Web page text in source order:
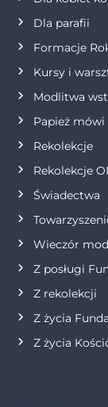
w
p
i
s
u
Dla parafii
Formacje
Kursy i
Modlitwa
Papież mówi
Rekolekcje
Rekolekcje
Świadectwa
Wieczór
Z posługi
Z rekolekcji
Z życia
Z życia